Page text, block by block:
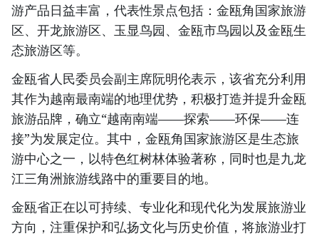
游产品日益丰富，代表性景点包括：金瓯角国家旅游
区、开龙旅游区、玉显鸟园、金瓯市鸟园以及金瓯生
态旅游区等。
金瓯省人民委员会副主席阮明伦表示，该省充分利用
其作为越南最南端的地理优势，积极打造并提升金瓯
旅游品牌，确立“越南南端——探索——环保——连
接”为发展定位。其中，金瓯角国家旅游区是生态旅
游中心之一，以特色红树林体验著称，同时也是九龙
江三角洲旅游线路中的重要目的地。
金瓯省正在以可持续、专业化和现代化为发展旅游业
方向，注重保护和弘扬文化与历史价值，将旅游业打